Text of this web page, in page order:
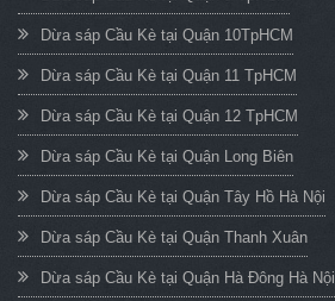
Dừa sáp Cầu Kè tại Quận 10TpHCM
Dừa sáp Cầu Kè tại Quận 11 TpHCM
Dừa sáp Cầu Kè tại Quận 12 TpHCM
Dừa sáp Cầu Kè tại Quận Long Biên
Dừa sáp Cầu Kè tại Quận Tây Hồ Hà Nội
Dừa sáp Cầu Kè tại Quận Thanh Xuân
Dừa sáp Cầu Kè tại Quận Hà Đông Hà Nội